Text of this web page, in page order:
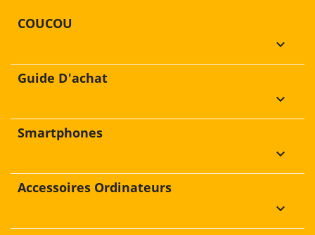
COUCOU
keyboard_arrow_down
Guide D'achat
keyboard_arrow_down
Smartphones
keyboard_arrow_down
Accessoires Ordinateurs
keyboard_arrow_down